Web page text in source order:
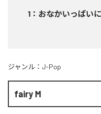
1 ： おなかいっぱい
ジャンル： J-Pop
fairy M